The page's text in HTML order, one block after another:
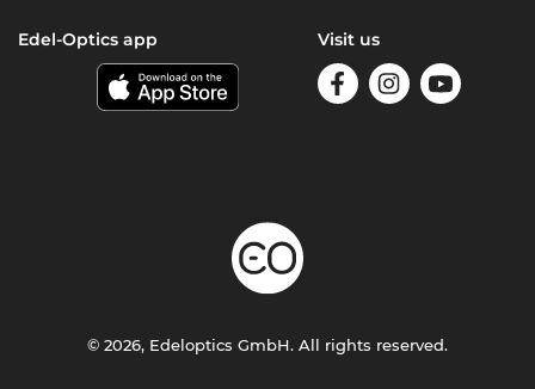
Edel-Optics app Visit us
© 2026, Edeloptics GmbH. All rights reserved.